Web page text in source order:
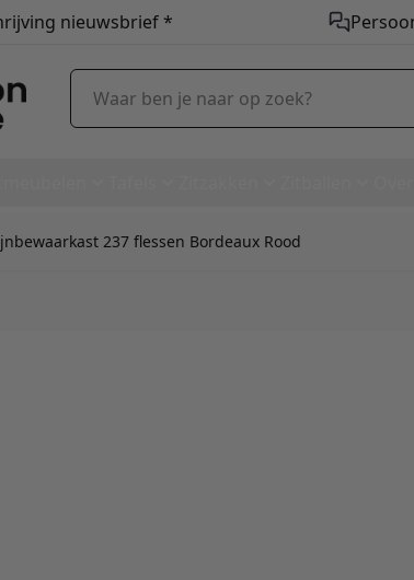
nieuwsbrief *
Waar ben je naar op zoek?
237 flessen Bordeaux Rood
237